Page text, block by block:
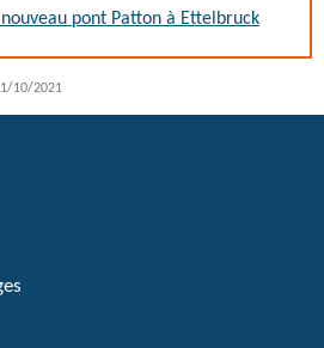
pont Patton à Ettelbruck
10/2021